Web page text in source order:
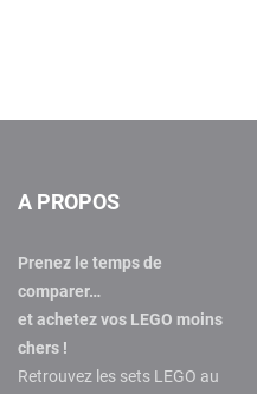
A PROPOS
Prenez le temps de
comparer…
et achetez vos LEGO moins
chers !
Retrouvez les sets LEGO au